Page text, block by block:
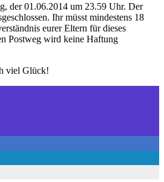
der 01.06.2014 um 23.59 Uhr. Der
Ihr müsst mindestens 18
eurer Eltern für dieses
Postweg wird keine Haftung
viel Glück!